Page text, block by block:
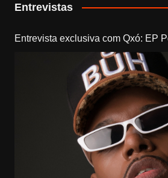
Entrevistas
Entrevista exclusiva com Qxó: EP